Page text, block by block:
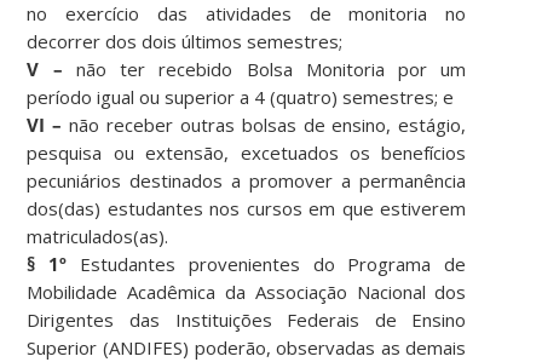
no exercício das atividades de monitoria no
decorrer dos dois últimos semestres;
V – não ter recebido Bolsa Monitoria por um
período igual ou superior a 4 (quatro) semestres; e
VI – não receber outras bolsas de ensino, estágio,
pesquisa ou extensão, excetuados os benefícios
pecuniários destinados a promover a permanência
dos(das) estudantes nos cursos em que estiverem
matriculados(as).
§ 1º Estudantes provenientes do Programa de
Mobilidade Acadêmica da Associação Nacional dos
Dirigentes das Instituições Federais de Ensino
Superior (ANDIFES) poderão, observadas as demais